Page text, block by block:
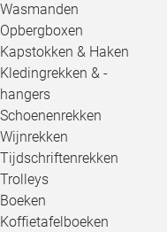
Wasmanden
Opbergboxen
Kapstokken & Haken
Kledingrekken & -
hangers
Schoenenrekken
Wijnrekken
Tijdschriftenrekken
Trolleys
Boeken
Koffietafelboeken